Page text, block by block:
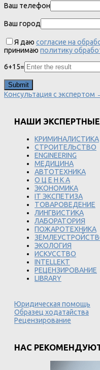
Ваш телефон
Ваш город
Я даю согласие на
принимаю политику
6+15=
Консультация с экспертом
НАШИ
КРИМИНАЛИСТИКА
СТРОИТЕЛЬСТВО
ENGINEERING
МЕДИЦИНА
АВТОТЕХНИКА
О Ц Е Н К А
ЭКОНОМИКА
IT ЭКСПЕТИЗА
ТОВАРОВЕДЕНИЕ
ЛИНГВИСТИКА
ЛАБОРАТОРИЯ
ПОЖАРОТЕХНИКА
ЭКОЛОГИЯ
ИСКУССТВО
INTELLEKT
РЕЦЕНЗИРОВАНИЕ
LIBRARY
Юридическая помощь
Образец ходатайства
Рецензирование
НАС